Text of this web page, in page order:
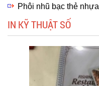
Phôi nhũ bạc thẻ nhựa
IN KỸ THUẬT SỐ